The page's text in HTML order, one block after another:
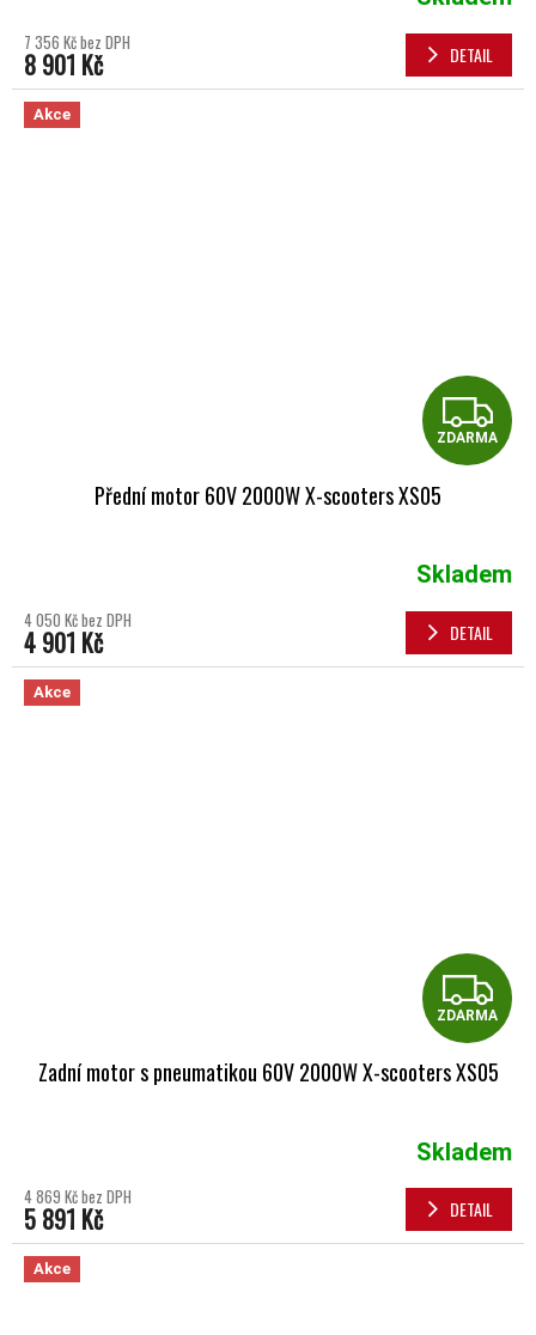
7 356 Kč bez DPH
8 901 Kč DETAIL
Akce
ZDARMA
Přední motor 60V 2000W X-scooters XS05
Skladem
4 050 Kč bez DPH
4 901 Kč DETAIL
Akce
ZDARMA
Zadní motor s pneumatikou 60V 2000W X-scooters XS05
Skladem
4 869 Kč bez DPH
5 891 Kč DETAIL
Akce